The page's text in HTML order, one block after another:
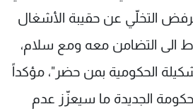
التخلّي عن حقيبة الأشغال
الى التضامن معه ومع سلام،
الحكومية بمن حضر"، مؤكداً
الجديدة ما سيعزّز عدم